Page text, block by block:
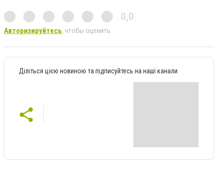
0,0
Авторизируйтесь, чтобы оценить
Діліться цією новиною та підписуйтесь на наші канали